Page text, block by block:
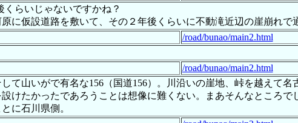
くらいじゃないですかね？
原に仮設道路を敷いて、その２年後くらいに不動滝近辺の崖崩れで
/road/bunao/main2.html
/road/bunao/main2.html
て山いがで有名な156（国道156）。川沿いの崖地、峠を越えて
けたかったであろうことは想像に難くない。まあそんなところ
に石川県側。